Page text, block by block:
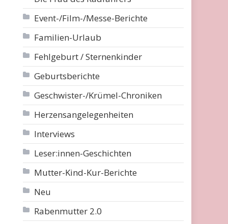
Event-/Film-/Messe-Berichte
Familien-Urlaub
Fehlgeburt / Sternenkinder
Geburtsberichte
Geschwister-/Krümel-Chroniken
Herzensangelegenheiten
Interviews
Leser:innen-Geschichten
Mutter-Kind-Kur-Berichte
Neu
Rabenmutter 2.0